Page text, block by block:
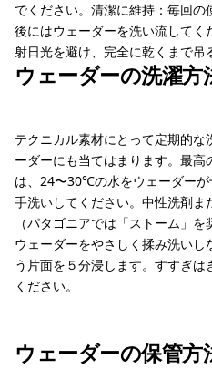
でください。清潔に維持：毎回
後にはウェーダーを洗い流してく
射日光を避け、完全に乾くまで吊
ウェーダーの洗濯方
テクニカル素材にとって定期的な
ーダーにも当てはまります。最高
は、24〜30℃の水をウェーダーが
手洗いしてください。中性洗剤ま
（パタゴニアでは「ストーム」を
ウェーダーをやさしく揉み洗いし
う片面を５分浸します。すすぎ
ください。
ウェーダーの保管方